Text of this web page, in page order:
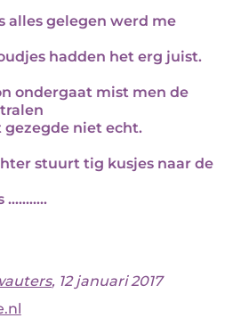
alles gelegen werd me
hadden het erg juist.
ondergaat mist men de
niet echt.
stuurt tig kusjes naar de
...........
, 12 januari 2017